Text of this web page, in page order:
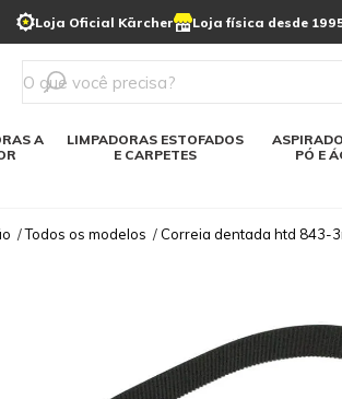
Loja Oficial Kärcher Loja física desde
A
LIMPADORAS ESTOFADOS
E CARPETES
PÓ E
Linha
Lavadoras automática
Varredeiras
Soluções digitais
Limpeza de
solar
/Todos os modelos / Correia dentada htd 843-